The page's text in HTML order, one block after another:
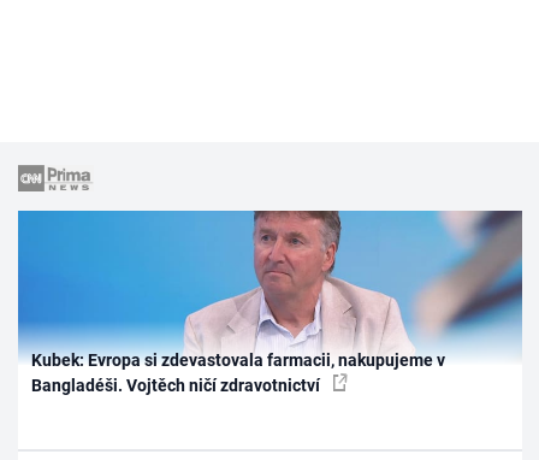
Kubek: Evropa si zdevastovala farmacii, nakupujeme v
Bangladéši. Vojtěch ničí zdravotnictví